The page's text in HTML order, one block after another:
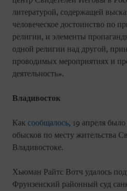
литературой, содержащей
человеческое достоинство по
религии, и элементы
одной религии над другой,
проводимых мероприятиях и
деятельность».
Владивосток
Как сообщалось, 19 апреля
обысков по месту жительства
Владивостоке.
Хьюман Райтс Вотч удалось
Фрунзенский районный суд